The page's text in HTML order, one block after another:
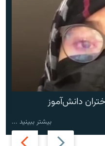
Previous
Next
دانش‌آموز
بیشتر ببینید ...